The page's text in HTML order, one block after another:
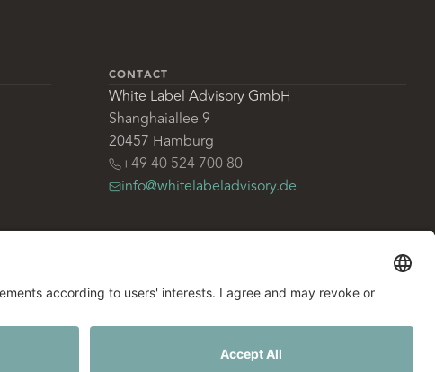
CONTACT
White Label Advisory GmbH
Shanghaiallee 9
20457 Hamburg
+49 40 524 700 80
info@whitelabeladvisory.de